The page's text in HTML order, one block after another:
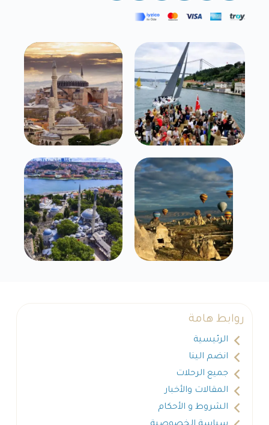
روابط هامة
الرئيسية
انضم الينا
جميع الرحلات
المقالات والأخبار
الشروط و الأحكام